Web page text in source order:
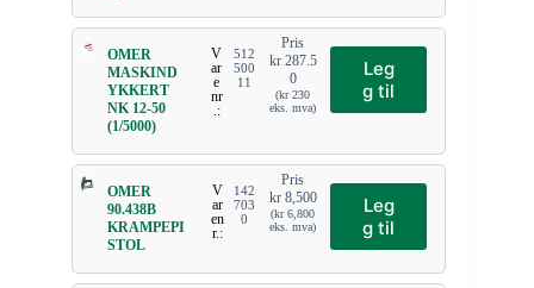
OMER
MASKIND
YKKERT
NK 12-50
(1/5000)
V
ar
e
nr
.:
512
500
11
Pris
kr287.5
0
(kr230
eks. mva)
Leg
g til
OMER
90.438B
KRAMPEPI
STOL
V
ar
en
r.:
142
703
0
Pris
kr8,500
(kr6,800
eks. mva)
Leg
g til